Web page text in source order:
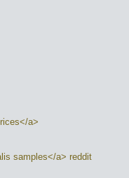
a>
samples</a> reddit